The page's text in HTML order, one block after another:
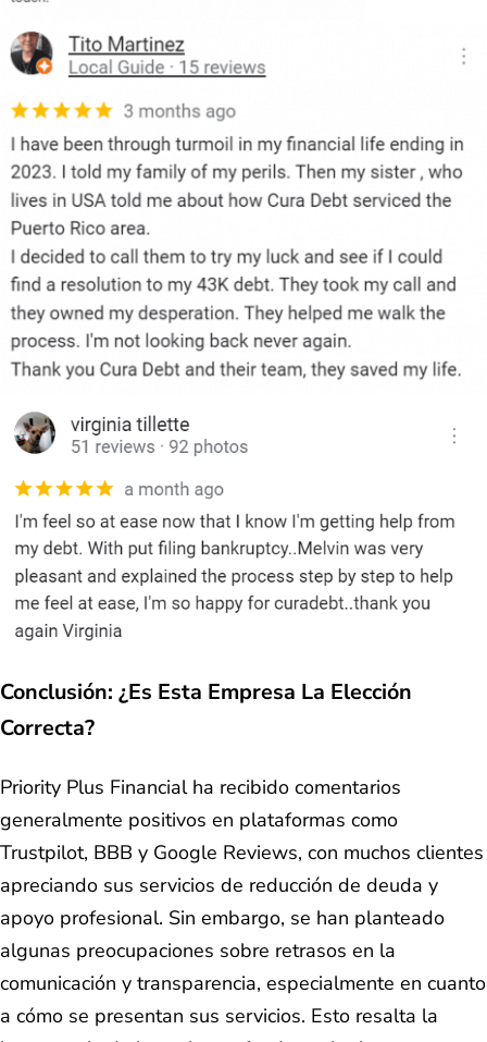
Conclusión: ¿Es Esta Empresa La Elección
Correcta?
Priority Plus Financial ha recibido comentarios
generalmente positivos en plataformas como
Trustpilot, BBB y Google Reviews, con muchos clientes
apreciando sus servicios de reducción de deuda y
apoyo profesional. Sin embargo, se han planteado
algunas preocupaciones sobre retrasos en la
comunicación y transparencia, especialmente en cuanto
a cómo se presentan sus servicios. Esto resalta la